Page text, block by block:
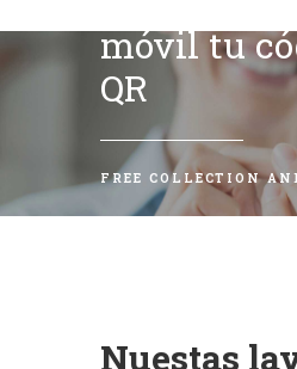
móvil tu
QR
FREE COLLECTION
Nuestas